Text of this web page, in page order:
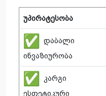
უპირატესობა
დაბალი
ინვაზიურობა
კარგი
ესთეტიკური